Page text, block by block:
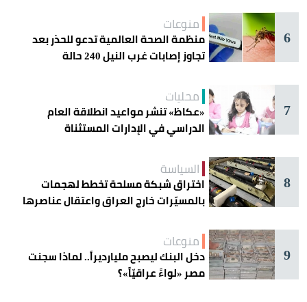
6
منوعات
منظمة الصحة العالمية تدعو للحذر بعد
تجاوز إصابات غرب النيل 240 حالة
7
محليات
«عكاظ» تنشر مواعيد انطلاقة العام
الدراسي في الإدارات المستثناة
8
السياسة
اختراق شبكة مسلحة تخطط لهجمات
بالمسيّرات خارج العراق واعتقال عناصرها
9
منوعات
دخل البنك ليصبح مليارديراً.. لماذا سجنت
مصر «لواءً عراقيّاً»؟